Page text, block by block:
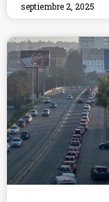
septiembre 2, 2025